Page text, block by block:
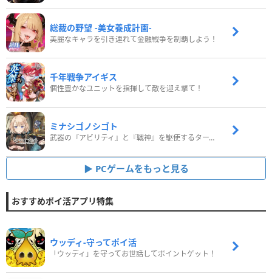
総裁の野望 -美女養成計画-
美麗なキャラを引き連れて金融戦争を制覇しよう！
千年戦争アイギス
個性豊かなユニットを指揮して敵を迎え撃て！
ミナシゴノシゴト
武器の『アビリティ』と『戦神』を駆使するターン制コマンドバトルRPG！
PCゲームをもっと見る
おすすめポイ活アプリ特集
ウッディ‐守ってポイ活
「ウッディ」を守ってお世話してポイントゲット！